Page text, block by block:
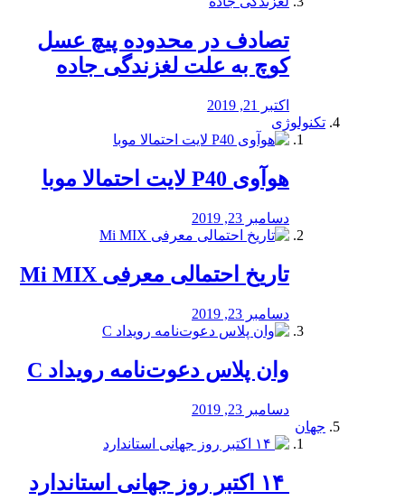
تصادف در محدوده پیچ عسل
کوچ به علت لغزندگی جاده
اکتبر 21, 2019
تکنولوژی
هوآوی P40 لایت احتمالا موبا
دسامبر 23, 2019
تاریخ احتمالی معرفی Mi MIX
دسامبر 23, 2019
وان پلاس دعوت‌نامه رویداد C
دسامبر 23, 2019
جهان